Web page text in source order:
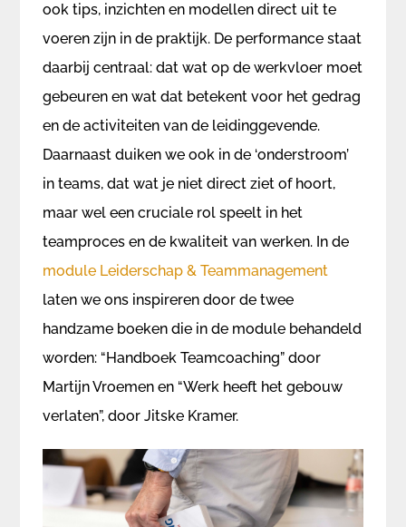
ook tips, inzichten en modellen direct uit te
voeren zijn in de praktijk. De performance staat
daarbij centraal: dat wat op de werkvloer moet
gebeuren en wat dat betekent voor het gedrag
en de activiteiten van de leidinggevende.
Daarnaast duiken we ook in de ‘onderstroom’
in teams, dat wat je niet direct ziet of hoort,
maar wel een cruciale rol speelt in het
teamproces en de kwaliteit van werken. In de
module Leiderschap & Teammanagement
laten we ons inspireren door de twee
handzame boeken die in de module behandeld
worden: “Handboek Teamcoaching” door
Martijn Vroemen en “Werk heeft het gebouw
verlaten”, door Jitske Kramer.